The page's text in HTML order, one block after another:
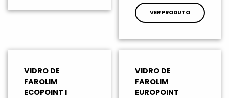
VER PRODUTO
VIDRO DE
FAROLIM
ECOPOINT I
VIDRO DE
FAROLIM
EUROPOINT